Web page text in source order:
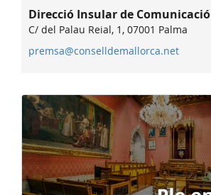
Direcció Insular de Comunicació
C/ del Palau Reial, 1, 07001 Palma
premsa@conselldemallorca.net